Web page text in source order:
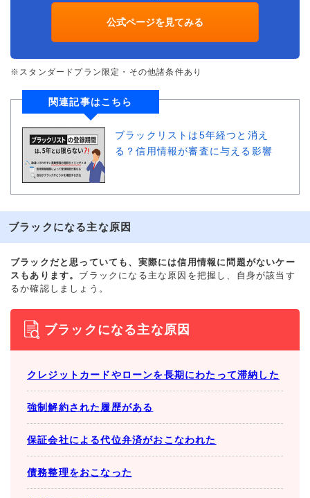
公式ページを見てみる
※スタンダードプラン限定・その他諸条件あり
関連記事はこちら
ブラックリストは5年経つと消え
る？信用情報が審査に与える影響
ブラックになる主な原因
ブラックだと思っていても、実際には信用情報に問題がないケー
スもあります。 ブラックになる主な原因を把握し、自身が該当す
るか確認しましょう。
ブラックになる主な原因
クレジットカードやローンを長期にわたって滞納した
強制解約された履歴がある
保証会社による代位弁済がおこなわれた
債務整理をおこなった